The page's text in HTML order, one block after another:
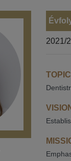
2021/
TOPIC